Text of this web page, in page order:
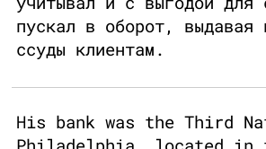
пускал в оборот, выдавая
ссуды клиентам.
His bank was the Third